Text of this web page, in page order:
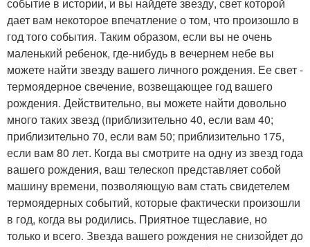
дает вам некоторое впечатление о том, что произошло в
год того события. Таким образом, если вы не очень
маленький ребенок, где-нибудь в вечернем небе вы
можете найти звезду вашего личного рождения. Ее свет -
термоядерное свечение, возвещающее год вашего
рождения. Действительно, вы можете найти довольно
много таких звезд (приблизительно 40, если вам 40;
приблизительно 70, если вам 50; приблизительно 175,
если вам 80 лет. Когда вы смотрите на одну из звезд года
вашего рождения, ваш телескоп представляет собой
машину времени, позволяющую вам стать свидетелем
термоядерных событий, которые фактически произошли
в год, когда вы родились. Приятное тщеславие, но
только и всего. Звезда вашего рождения не снизойдет до